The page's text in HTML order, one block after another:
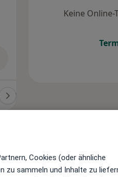
(20)
Keine
Cookies (oder ähnliche
zu sammeln und Inhalte zu